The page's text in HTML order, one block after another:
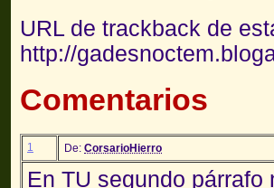
URL de trackback de
http://
Comentarios
1 De: CorsarioHierro
En TU segundo